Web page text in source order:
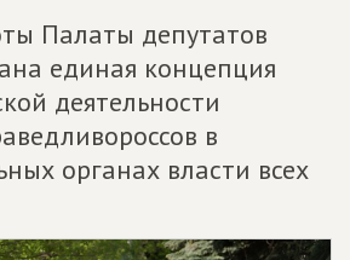
Палаты депутатов
единая концепция
деятельности
в
органах власти всех